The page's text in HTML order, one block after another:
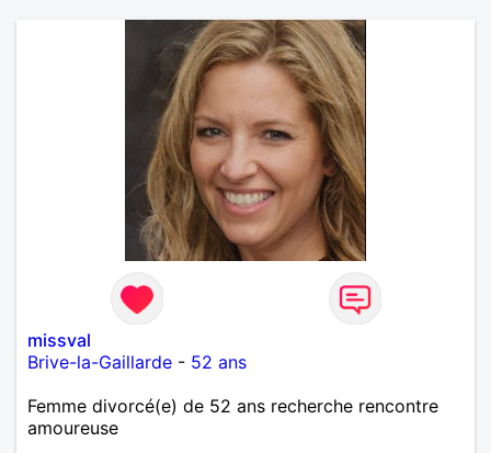
missval
Brive-la-Gaillarde - 52 ans
Femme divorcé(e) de 52 ans recherche rencontre
amoureuse